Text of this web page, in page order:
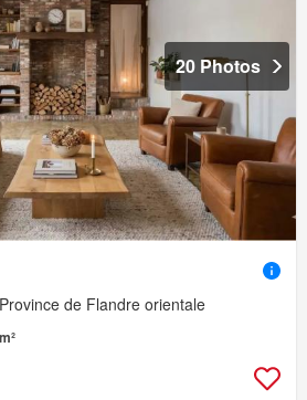
20 Photos
de Flandre orientale